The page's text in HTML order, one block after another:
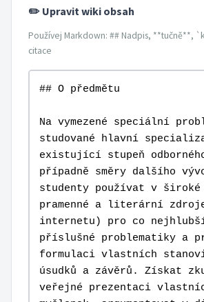
✏️ Upravit wiki obsah
Používej Markdown: ## Nadpis, **tučně**,
citace